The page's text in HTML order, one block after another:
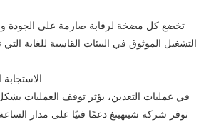
تخضع كل مضخة لرقابة صارمة على الجودة
التشغيل الموثوق في البيئات القاسية للغاية
في عمليات التعدين، يؤثر توقف العمليات
توفر شركة شينهينغ دعمًا فنيًا على مدار